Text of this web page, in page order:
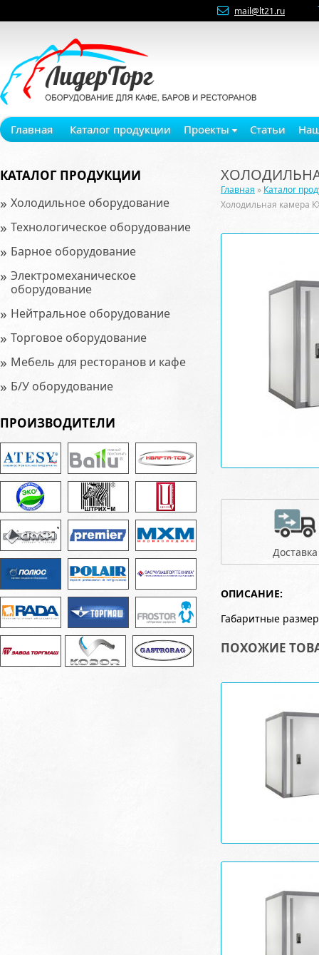
mail@lt21.ru
Главная Каталог продукции Проекты Статьи
КАТАЛОГ ПРОДУКЦИИ
» Холодильное оборудование
» Технологическое оборудование
» Барное оборудование
» Электромеханическое
оборудование
» Нейтральное оборудование
» Торговое оборудование
» Мебель для ресторанов и кафе
» Б/У оборудование
ПРОИЗВОДИТЕЛИ
Главная » Каталог
Холодильная камера
Доставка
ОПИСАНИЕ:
Габаритные
ПОХОЖИЕ